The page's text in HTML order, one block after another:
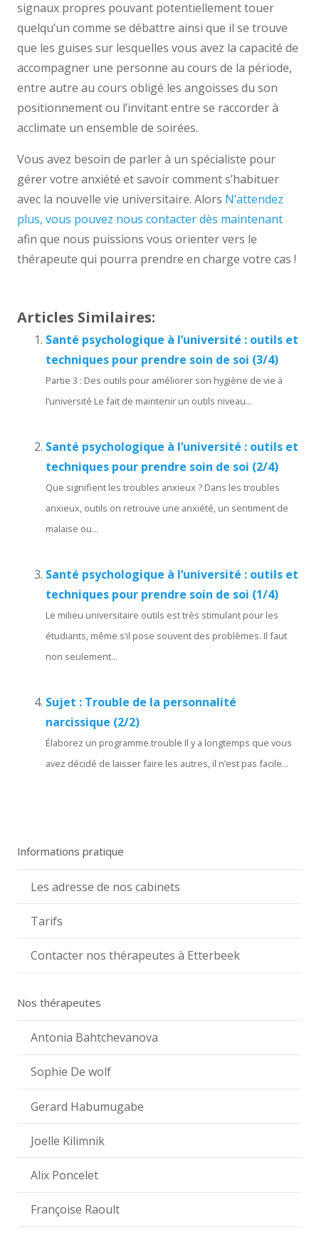
signaux propres pouvant potentiellement touer
quelqu’un comme se débattre ainsi que il se trouve
que les guises sur lesquelles vous avez la capacité de
accompagner une personne au cours de la période,
entre autre au cours obligé les angoisses du son
positionnement ou l’invitant entre se raccorder à
acclimate un ensemble de soirées.
Vous avez besoin de parler à un spécialiste pour
gérer votre anxiété et savoir comment s’habituer
avec la nouvelle vie universitaire. Alors N’attendez
plus, vous pouvez nous contacter dès maintenant
afin que nous puissions vous orienter vers le
thérapeute qui pourra prendre en charge votre cas !
Articles Similaires:
Santé psychologique à l’université : outils et
techniques pour prendre soin de soi (3/4)
Partie 3 : Des outils pour améliorer son hygiène de vie à
l’université Le fait de maintenir un outils niveau...
Santé psychologique à l’université : outils et
techniques pour prendre soin de soi (2/4)
Que signifient les troubles anxieux ? Dans les troubles
anxieux, outils on retrouve une anxiété, un sentiment de
malaise ou...
Santé psychologique à l’université : outils et
techniques pour prendre soin de soi (1/4)
Le milieu universitaire outils est très stimulant pour les
étudiants, même s’il pose souvent des problèmes. Il faut
non seulement...
Sujet : Trouble de la personnalité
narcissique (2/2)
Élaborez un programme.trouble Il y a longtemps que vous
avez décidé de laisser faire les autres, il n’est pas facile...
Informations pratique
Les adresse de nos cabinets
Tarifs
Contacter nos thérapeutes à Etterbeek
Nos thérapeutes
Antonia Bahtchevanova
Sophie De wolf
Gerard Habumugabe
Joelle Kilimnik
Alix Poncelet
Françoise Raoult